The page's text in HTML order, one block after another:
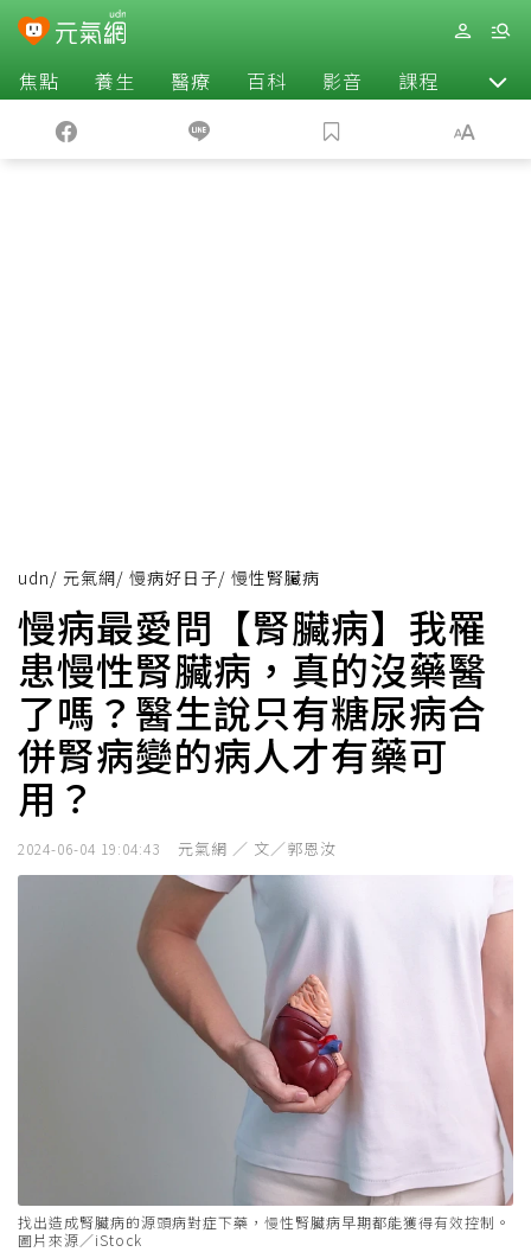
焦點 養生 醫療 百科 影音 課程 退休
udn/ 元氣網/ 慢病好日子/ 慢性腎臟病
慢病最愛問【腎臟病】我罹
患慢性腎臟病，真的沒藥醫
了嗎？醫生說只有糖尿病合
併腎病變的病人才有藥可
用？
2024-06-04 19:04:43 元氣網 ／ 文／郭恩汝
找出造成腎臟病的源頭病對症下藥，慢性腎臟病早期都能獲得有效控制。
圖片來源／iStock